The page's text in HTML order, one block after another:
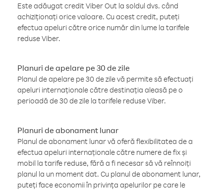
Este adăugat credit Viber Out la soldul dvs. când
achiziționați orice valoare. Cu acest credit, puteți
efectua apeluri către orice număr din lume la tarifele
reduse Viber.
Planuri de apelare pe 30 de zile
Planul de apelare pe 30 de zile vă permite să efectuați
apeluri internaționale către destinația aleasă pe o
perioadă de 30 de zile la tarifele reduse Viber.
Planuri de abonament lunar
Planul de abonament lunar vă oferă flexibilitatea de a
efectua apeluri internaționale către numere de fix și
mobil la tarife reduse, fără a fi necesar să vă reînnoiți
planul la un moment dat. Cu planul de abonament lunar,
puteți face economii în privința apelurilor pe care le